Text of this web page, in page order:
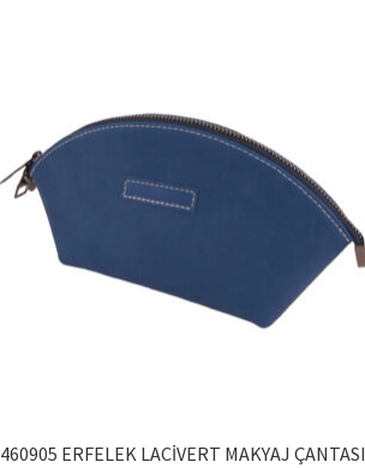
460905 ERFELEK LACİVERT MAKYAJ ÇANTASI